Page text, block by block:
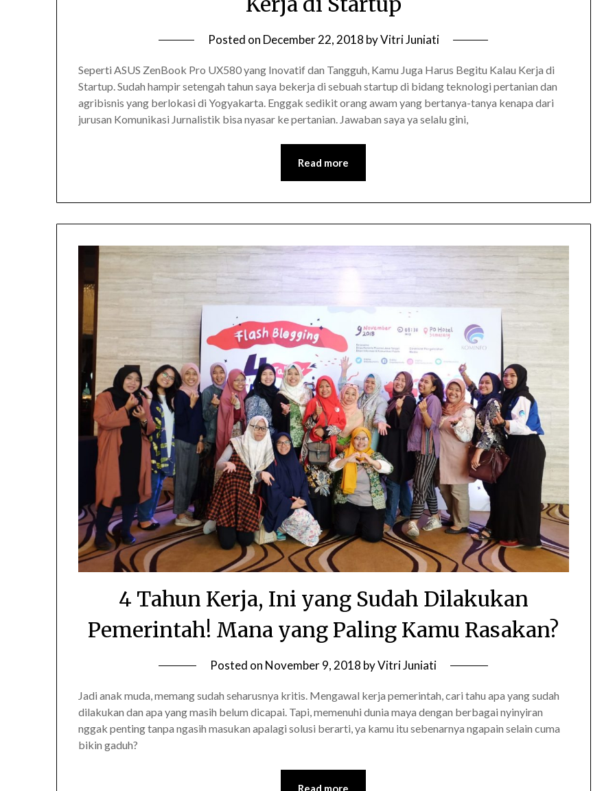
Posted on December 22, 2018 byVitri Juniati
Seperti ASUS ZenBook Pro UX580 yang Inovatif dan Tangguh, Kamu Juga Harus Begitu Kalau Kerja di
Startup. Sudah hampir setengah tahun saya bekerja di sebuah startup di bidang teknologi pertanian dan
agribisnis yang berlokasi di Yogyakarta. Enggak sedikit orang awam yang bertanya-tanya kenapa dari
jurusan Komunikasi Jurnalistik bisa nyasar ke pertanian. Jawaban saya ya selalu gini,
Read more
4 Tahun Kerja, Ini yang Sudah Dilakukan
Pemerintah! Mana yang Paling Kamu Rasakan?
Posted on November 9, 2018 byVitri Juniati
Jadi anak muda, memang sudah seharusnya kritis. Mengawal kerja pemerintah, cari tahu apa yang sudah
dilakukan dan apa yang masih belum dicapai. Tapi, memenuhi dunia maya dengan berbagai nyinyiran
nggak penting tanpa ngasih masukan apalagi solusi berarti, ya kamu itu sebenarnya ngapain selain cuma
bikin gaduh?
Read more